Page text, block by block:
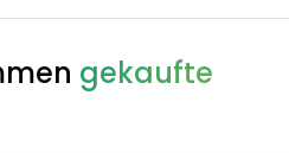
gekaufte